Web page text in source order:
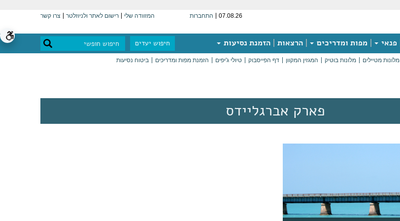
07.08.26 התחברות המזוודה שלי רישום לאתר ולניוזלטר צרו קשר
פנאי מפות ומדריכים הרצאות הזמנת נסיעות חיפוש יעדים
מלונות מטיילים מלונות בוטיק המגזין המקוון דף הפייסבוק טיולי ג'יפים הזמנת מפות ומדריכים ביטוח נסיעות
פארק אברגליידס